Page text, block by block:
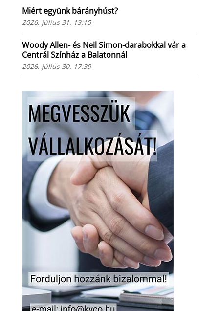
Miért együnk bárányhúst?
2026. július 31. 13:15
Woody Allen- és Neil Simon-darabokkal vár a
Centrál Színház a Balatonnál
2026. július 30. 17:39